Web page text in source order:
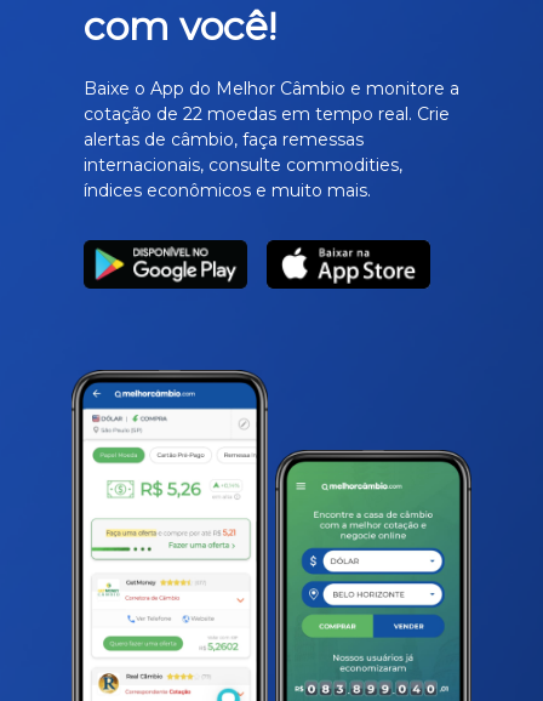
com você!
Baixe o App do Melhor Câmbio e monitore a
cotação de 22 moedas em tempo real. Crie
alertas de câmbio, faça remessas
internacionais, consulte commodities,
índices econômicos e muito mais.